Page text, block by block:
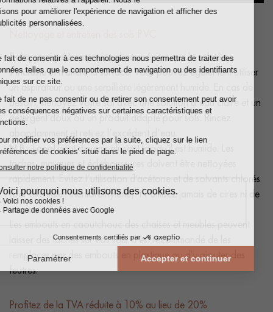
Balayez régulièrement le sol pour éviter que la saleté ne
s’incruste et n’altère la surface. Vous pouvez également utiliser
un aspirateur ou une serpillière légèrement humide. En cas de
besoin, nettoyez votre sol avec une solution d’eau claire et un
détergent doux ou un produit adapté pour sols. Rincez
N.B.:Le sol peut devenir glissant lorsqu'il est humide. Les
taches, marques et éclaboussures doivent être nettoyées
rapidement. Évitez l’utilisation d’acétone et de solvants chlorés
(par exemple : trichloréthylène). N’utilisez jamais de cires ni de
vernis vitrifiants.
Les embouts en caoutchouc des chaises et meubles peuvent
laisser des taches sur vos sols. Il est recommandé de les
remplacer par des embouts en plastique ou d'y ajouter des
feutres.
Profitez de la TVA réduite à 10% au lieu de 20%